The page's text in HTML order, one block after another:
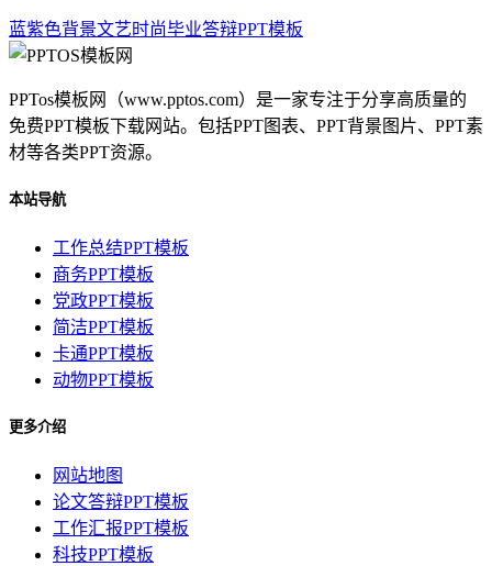
蓝紫色背景文艺时尚毕业答辩PPT模板
PPTos模板网（www.pptos.com）是一家专注于分享高质量的
免费PPT模板下载网站。包括PPT图表、PPT背景图片、PPT素
材等各类PPT资源。
本站导航
工作总结PPT模板
商务PPT模板
党政PPT模板
简洁PPT模板
卡通PPT模板
动物PPT模板
更多介绍
网站地图
论文答辩PPT模板
工作汇报PPT模板
科技PPT模板